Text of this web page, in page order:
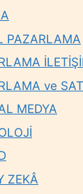
PAZARLAMA
ve
MEDYA
ZEKÂ